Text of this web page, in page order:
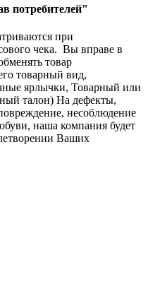
потребителей"
при
чека. Вы вправе в
товар
товарный вид,
ярлычки, Товарный или
талон) На дефекты,
несоблюдение
наша компания будет
Ваших